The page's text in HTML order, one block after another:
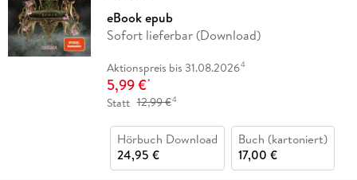
eBook epub
Sofort lieferbar (Download)
Aktionspreis bis 31.08.20264
5,99 €*
Statt 12,99 €4
Hörbuch Download
24,95 €
Buch (kartoniert)
17,00 €